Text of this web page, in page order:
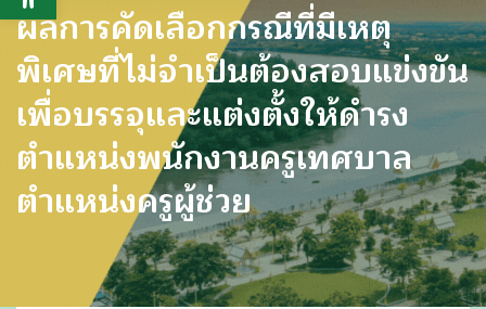
ผลการคัดเลือกกรณีที่มีเหตุ
พิเศษที่ไม่จำเป็นต้องสอบแข่งขัน
เพื่อบรรจุและแต่งตั้งให้ดำรง
ตำแหน่งพนักงานครูเทศบาล
ตำแหน่งครูผู้ช่วย